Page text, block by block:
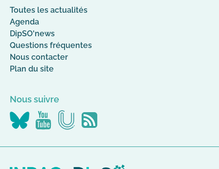
Toutes les actualités
Agenda
DipSO'news
Questions fréquentes
Nous contacter
Plan du site
Nous suivre
Nous
suivre
Nous
suivre
Nous
suivre
Flus
RSS